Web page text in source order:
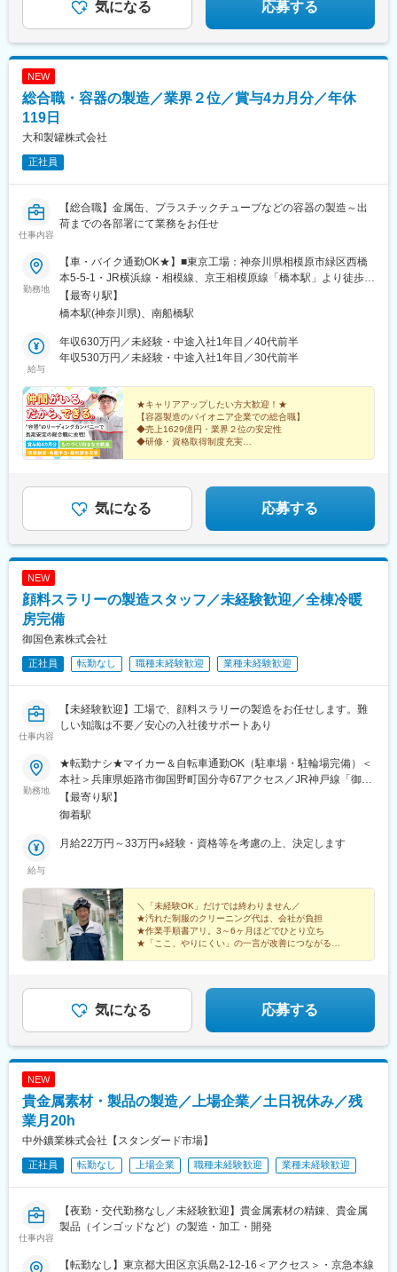
気になる 応募する
NEW
総合職・容器の製造／業界２位／賞与4カ月分／年休
119日
大和製罐株式会社
正社員
仕事内容
【総合職】金属缶、プラスチックチューブなどの容器の製造～出
荷までの各部署にて業務をお任せ
勤務地
【車・バイク通勤OK★】■東京工場：神奈川県相模原市緑区西橋
本5-5-1・JR横浜線・相模線、京王相模原線「橋本駅」より徒歩
15分、車5分※社員寮あり■サッポロビール製罐工場：千葉県船橋
市高瀬町2-3・JR京葉線「南船橋駅」より徒歩25分、車5分※受動
ざいます※駐車場完備
【最寄り駅】
橋本駅(神奈川県)、南船橋駅
給与
年収630万円／未経験・中途入社1年目／40代前半
年収530万円／未経験・中途入社1年目／30代前半
★キャリアアップしたい方大歓迎！★
【容器製造のパイオニア企業での総合職】
◆売上1629億円・業界２位の安定性
◆研修・資格取得制度充実
気になる 応募する
NEW
顔料スラリーの製造スタッフ／未経験歓迎／全棟冷暖
房完備
御国色素株式会社
正社員 転勤なし 職種未経験歓迎 業種未経験歓迎
仕事内容
【未経験歓迎】工場で、顔料スラリーの製造をお任せします。難
しい知識は不要／安心の入社後サポートあり
勤務地
★転勤ナシ★マイカー＆自転車通勤OK（駐車場・駐輪場完備）＜
本社＞兵庫県姫路市御国野町国分寺67アクセス／JR神戸線「御着
駅」より徒歩12分
【最寄り駅】
御着駅
給与
月給22万円～33万円※経験・資格等を考慮の上、決定します
＼「未経験OK」だけでは終わりません／
★汚れた制服のクリーニング代は、会社が負担
★作業手順書アリ。3～6ヶ月ほどでひとり立ち
★「ここ、やりにくい」の一言が改善につながる
気になる 応募する
NEW
貴金属素材・製品の製造／上場企業／土日祝休み／残
業月20h
中外鑛業株式会社【スタンダード市場】
正社員 転勤なし 上場企業 職種未経験歓迎 業種未経験歓迎
仕事内容
【夜勤・交代勤務なし／未経験歓迎】貴金属素材の精錬、貴金属
製品（インゴッドなど）の製造・加工・開発
【転勤なし】東京都大田区京浜島2-12-16＜アクセス＞・京急本線